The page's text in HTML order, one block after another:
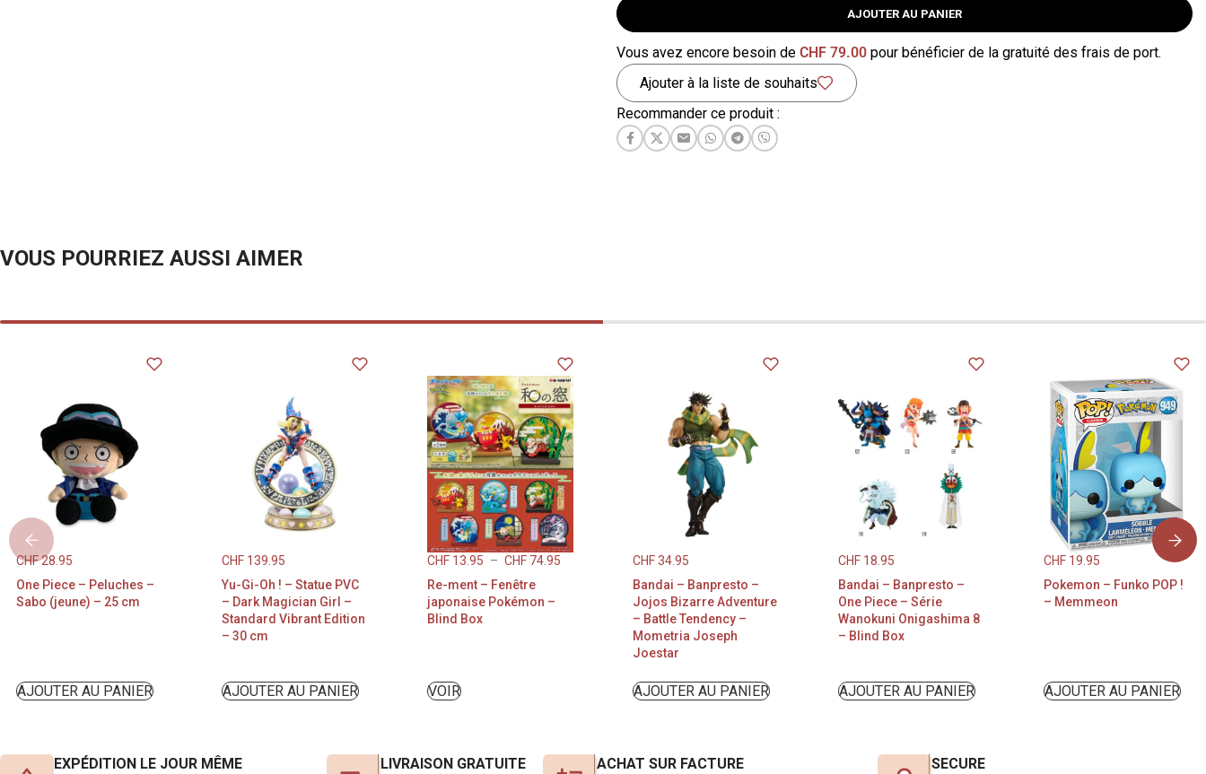
Bandai One Piece King of Artist Luffy
capitaine mener votre collection jusqu’au
AJOUTER AU PANIER
Vous avez encore besoin deCHF 79.00 pour bénéficier de la gratuité des frais de port.
Ajouter à la liste de souhaits
Recommander ce produit :
VOUS POURRIEZ AUSSI AIMER
CHF28.95
One Piece – Peluches –
Sabo (jeune) – 25 cm
AJOUTER AU PANIER
CHF 139.95
Yu-Gi-Oh ! – Statue PVC
– Dark Magician Girl –
Standard Vibrant Edition
– 30 cm
AJOUTER AU PANIER
CHF 13.95 – CHF 74.95
Re-ment – Fenêtre
japonaise Pokémon –
Blind Box
VOIR
CHF34.95
Bandai – Banpresto –
Jojos Bizarre Adventure
– Battle Tendency –
Mometria Joseph
Joestar
AJOUTER AU PANIER
CHF 18.95
Bandai – Banpresto –
One Piece – Série
Wanokuni Onigashima 8
– Blind Box
AJOUTER AU PANIER
CHF 19.95
Pokemon – Funko POP !
– Memmeon
AJOUTER AU PANIER
EXPÉDITION LE JOUR MÊME
LIVRAISON GRATUITE
ACHAT SUR FACTURE
SECURE